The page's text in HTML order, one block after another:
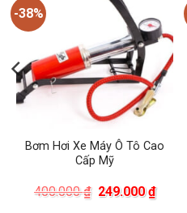
-38%
Bơm Hơi Xe Máy Ô Tô Cao
Cấp Mỹ
400.000₫ Giá
249.000₫Giá
hiện